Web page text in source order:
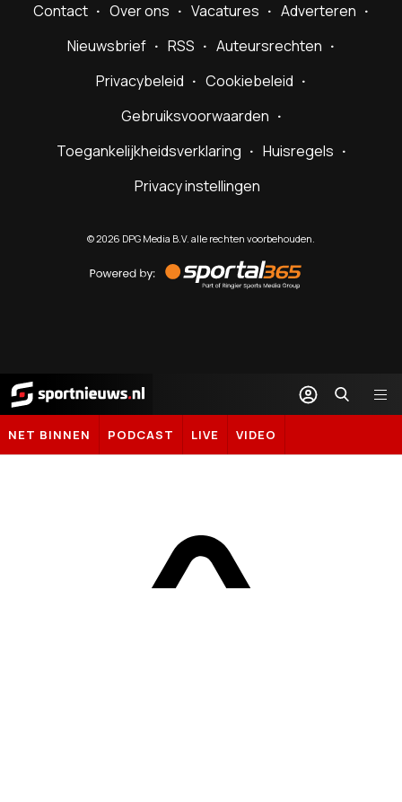
Contact Over ons Vacatures
Adverteren
Nieuwsbrief
RSS
Auteursrechten
Privacybeleid
Cookiebeleid
Gebruiksvoorwaarden
Toegankelijkheidsverklaring
Huisregels
Privacy instellingen
©2026 DPG Media B.V. alle rechten voorbehouden.
by
Sportal365
Sportnieuws.nl
NET BINNEN PODCAST LIVE VIDEO